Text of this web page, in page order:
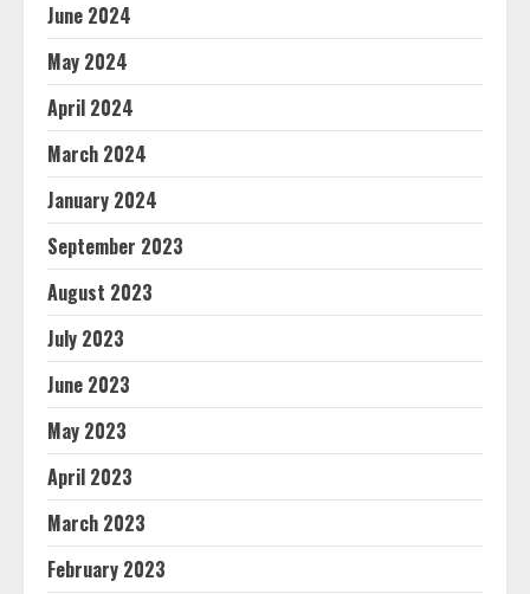
June 2024
May 2024
April 2024
March 2024
January 2024
September 2023
August 2023
July 2023
June 2023
May 2023
April 2023
March 2023
February 2023